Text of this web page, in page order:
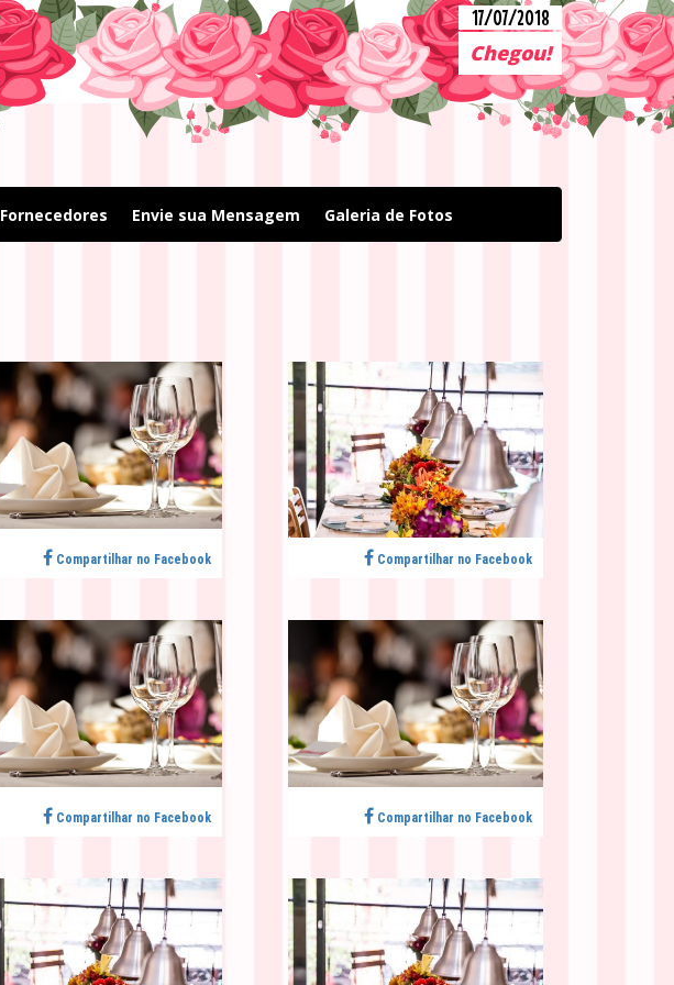
17/07/2018
Chegou!
Fornecedores Envie sua Mensagem Galeria de Fotos
Compartilhar no Facebook Compartilhar no Facebook
Compartilhar no Facebook Compartilhar no Facebook